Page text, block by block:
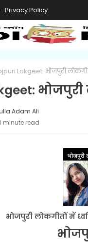
Privacy Policy
Lokgeet: भोजपुरी
Adam Ali
minute read
भोजपुरी लोकगीतों में